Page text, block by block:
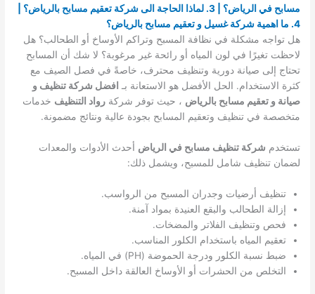
مسابح في الرياض؟ | 3. لماذا الحاجة الى شركة تعقيم مسابح بالرياض؟ |
4. ما اهمية شركة غسيل و تعقيم مسابح بالرياض؟
هل تواجه مشكلة في نظافة المسبح وتراكم الأوساخ أو الطحالب؟ هل
لاحظت تغيرًا في لون المياه أو رائحة غير مرغوبة؟ لا شك أن المسابح
تحتاج إلى صيانة دورية وتنظيف محترف، خاصةً في فصل الصيف مع
كثرة الاستخدام. الحل الأفضل هو الاستعانة بـ افضل شركة تنظيف و
صيانة و تعقيم مسابح بالرياض ، حيث توفر شركةرواد التنظيف خدمات
متخصصة في تنظيف وتعقيم المسابح بجودة عالية ونتائج مضمونة.
تستخدم شركة تنظيف مسابح في الرياض أحدث الأدوات والمعدات
لضمان تنظيف شامل للمسبح، ويشمل ذلك:
تنظيف أرضيات وجدران المسبح من الرواسب.
إزالة الطحالب والبقع العنيدة بمواد آمنة.
فحص وتنظيف الفلاتر والمضخات.
تعقيم المياه باستخدام الكلور المناسب.
ضبط نسبة الكلور ودرجة الحموضة (PH) في المياه.
التخلص من الحشرات أو الأوساخ العالقة داخل المسبح.